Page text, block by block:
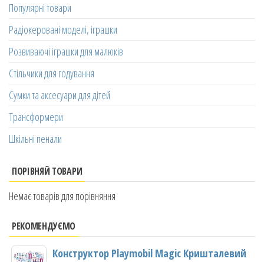
Популярні товари
Радіокеровані моделі, іграшки
Розвиваючі іграшки для малюків
Стільчики для годування
Сумки та аксесуари для дітей
Трансформери
Шкільні пенали
ПОРІВНЯЙ ТОВАРИ
Немає товарів для порівняння
РЕКОМЕНДУЄМО
Конструктор Playmobil Magic Кришталевий